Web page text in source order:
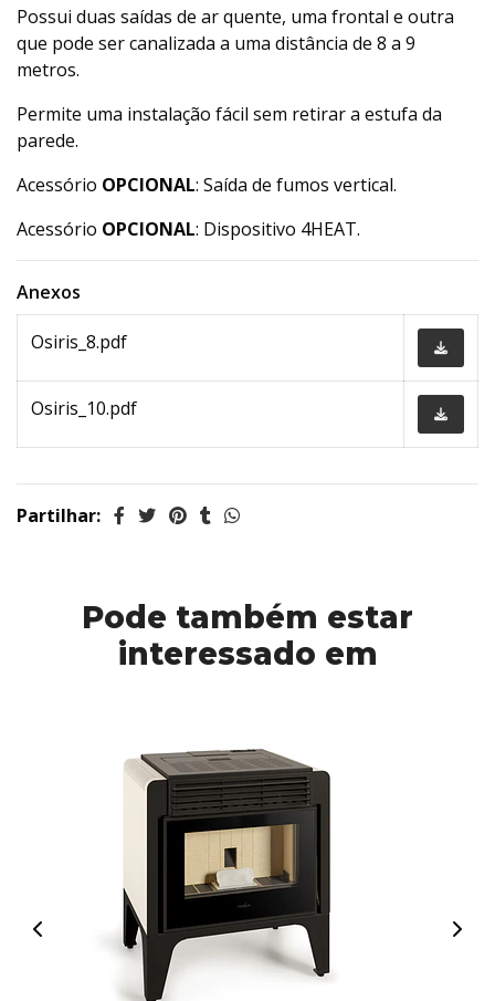
Possui duas saídas de ar quente, uma frontal e outra
que pode ser canalizada a uma distância de 8 a 9
metros.
Permite uma instalação fácil sem retirar a estufa da
parede.
Acessório OPCIONAL: Saída de fumos vertical.
Acessório OPCIONAL: Dispositivo 4HEAT.
Anexos
Osiris_8.pdf
Osiris_10.pdf
Partilhar:
Pode também estar
interessado em